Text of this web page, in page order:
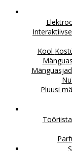
Kool
Pluusi